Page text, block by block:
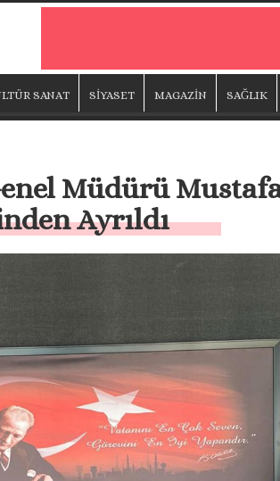
SANAT SİYASET MAGAZİN SAĞLIK
Müdürü
Ayrıldı